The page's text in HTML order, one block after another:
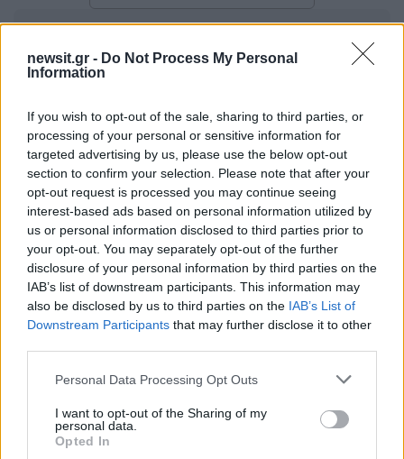
newsit.gr - Do Not Process My Personal
Information
If you wish to opt-out of the sale, sharing to third parties, or
processing of your personal or sensitive information for
targeted advertising by us, please use the below opt-out
section to confirm your selection. Please note that after your
opt-out request is processed you may continue seeing
interest-based ads based on personal information utilized by
us or personal information disclosed to third parties prior to
your opt-out. You may separately opt-out of the further
disclosure of your personal information by third parties on the
IAB’s list of downstream participants. This information may
also be disclosed by us to third parties on the IAB’s List of
Downstream Participants that may further disclose it to other
Please note that this website/app uses one or more Google
not limited to your visit or usage behaviour. You may click to
grant or deny consent to Google and its third-party tags to
use your data for below specified purposes in below Google
Personal Data Processing Opt Outs
I want to opt-out of the Sharing of my
personal data.
Opted In
Ακολουθήστε το Νewsit.gr στοGoogle Newsκαι
ενημερωθείτε πρώτοι για όλη την ειδησεογραφία και τα
τελευταία νέατης ημέρας
Πιο δημοφιλή
1 Πάρος: «Αν ήταν κάποιος πάνω από την
πισίνα, δε θα είχα θρηνήσει το παιδί μου» –
Η σπαρακτική περιγραφή του πατέρα και
τα κενά στους ισχυρισμούς του ιδιοκτήτη
του beach bar
2Μετέτρεψαν το Σαρακήνικο της Μήλου σε
ελικοδρόμιο – «Πάρκαραν» το ελικόπτερο
μπότοξ και ανέβασε στο Instagram την
Γιάννης Παπαμιχαήλ: «Η απαγόρευση
αφορά στη χρήση της εικόνας και της